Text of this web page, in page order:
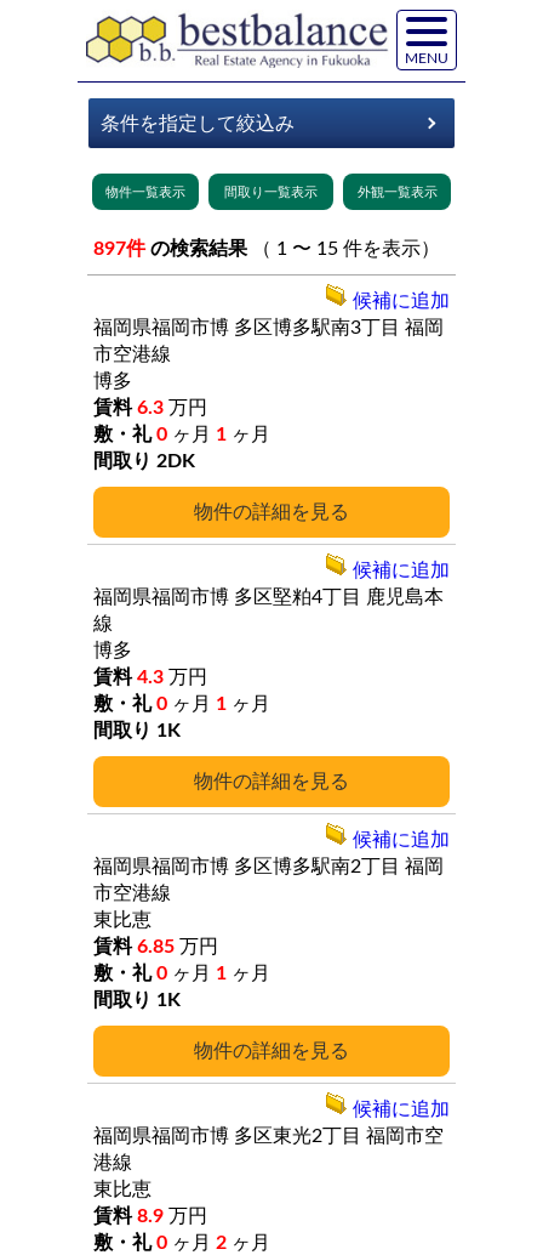
MENU
897件 の検索結果 （ 1 〜 15 件を表示）
詳細
福岡県福岡市博 多区博多駅南3丁目 福岡
市空港線
博多
6.3 万円
0 ヶ月 1 ヶ月
2DK
候補に追加
詳細
福岡県福岡市博 多区堅粕4丁目
鹿児島本
線
博多
4.3 万円
0 ヶ月 1 ヶ月
1K
候補に追加
詳細
福岡県福岡市博 多区博多駅南2丁目 福岡
市空港線
東比恵
6.85 万円
0 ヶ月 1 ヶ月
1K
候補に追加
福岡県福岡市博 多区東光2丁目 福岡市空
港線
東比恵
8.9 万円
0 ヶ月 2 ヶ月
候補に追加